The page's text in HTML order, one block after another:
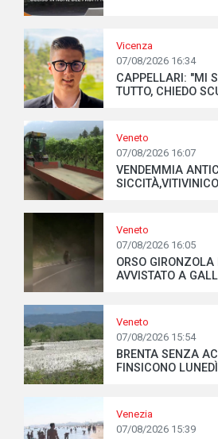
Vicenza
07/08/2026 16:34
CAPPELLARI: "MI
TUTTO, CHIEDO
Veneto
07/08/2026 16:07
VENDEMMIA
Veneto
07/08/2026 16:05
ORSO GIRONZOLA
AVVISTATO A
Veneto
07/08/2026 15:54
BRENTA SENZA
FINSICONO LUNEDÌ
Venezia
07/08/2026 15:39